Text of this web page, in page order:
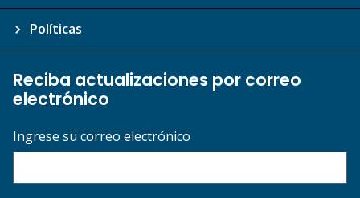
Políticas
Reciba actualizaciones por correo
electrónico
Ingrese su correo electrónico